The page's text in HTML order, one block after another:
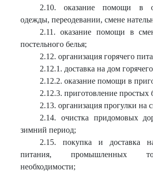
2.10. оказание помощи в
одежды, переодевании, смене
2.11. оказание помощи в
постельного белья;
2.12. организация горячего
2.12.1. доставка на дом
2.12.2. оказание помощи в
2.12.3. приготовление простых
2.13. организация прогулки на
2.14. очистка придомовых
зимний период;
2.15. покупка и доставка
питания, промышленных
необходимости;